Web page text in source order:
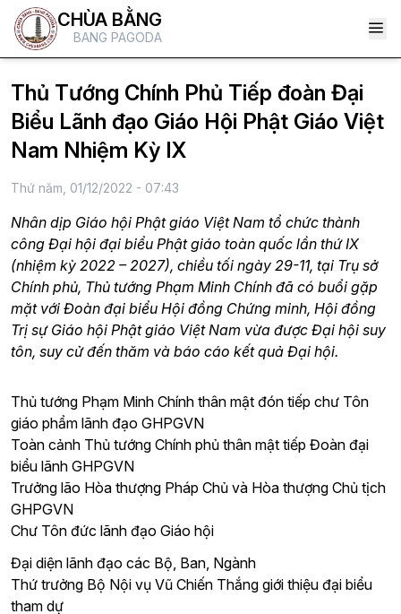
CHÙA BẰNG
BANG PAGODA
Thủ Tướng Chính Phủ Tiếp đoàn Đại
Biểu Lãnh đạo Giáo Hội Phật Giáo Việt
Nam Nhiệm Kỳ IX
Thứ năm, 01/12/2022 - 07:43
Nhân dịp Giáo hội Phật giáo Việt Nam tổ chức thành
công Đại hội đại biểu Phật giáo toàn quốc lần thứ IX
(nhiệm kỳ 2022 – 2027), chiều tối ngày 29-11, tại Trụ sở
Chính phủ, Thủ tướng Phạm Minh Chính đã có buổi gặp
mặt với Đoàn đại biểu Hội đồng Chứng minh, Hội đồng
Trị sự Giáo hội Phật giáo Việt Nam vừa được Đại hội suy
tôn, suy cử đến thăm và báo cáo kết quả Đại hội.
Thủ tướng Phạm Minh Chính thân mật đón tiếp chư Tôn
giáo phẩm lãnh đạo GHPGVN
Toàn cảnh Thủ tướng Chính phủ thân mật tiếp Đoàn đại
biểu lãnh GHPGVN
Trưởng lão Hòa thượng Pháp Chủ và Hòa thượng Chủ tịch
GHPGVN
Chư Tôn đức lãnh đạo Giáo hội
Đại diện lãnh đạo các Bộ, Ban, Ngành
Thứ trưởng Bộ Nội vụ Vũ Chiến Thắng giới thiệu đại biểu
tham dự